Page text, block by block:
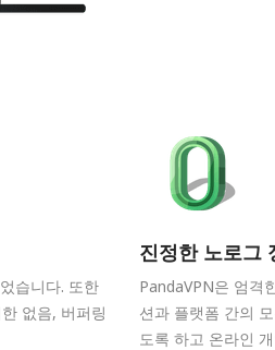
습니다. 또한
없음, 버퍼링
진정한 노로그
PandaVPN은 엄격
션과 플랫폼 간의
도록 하고 온라인